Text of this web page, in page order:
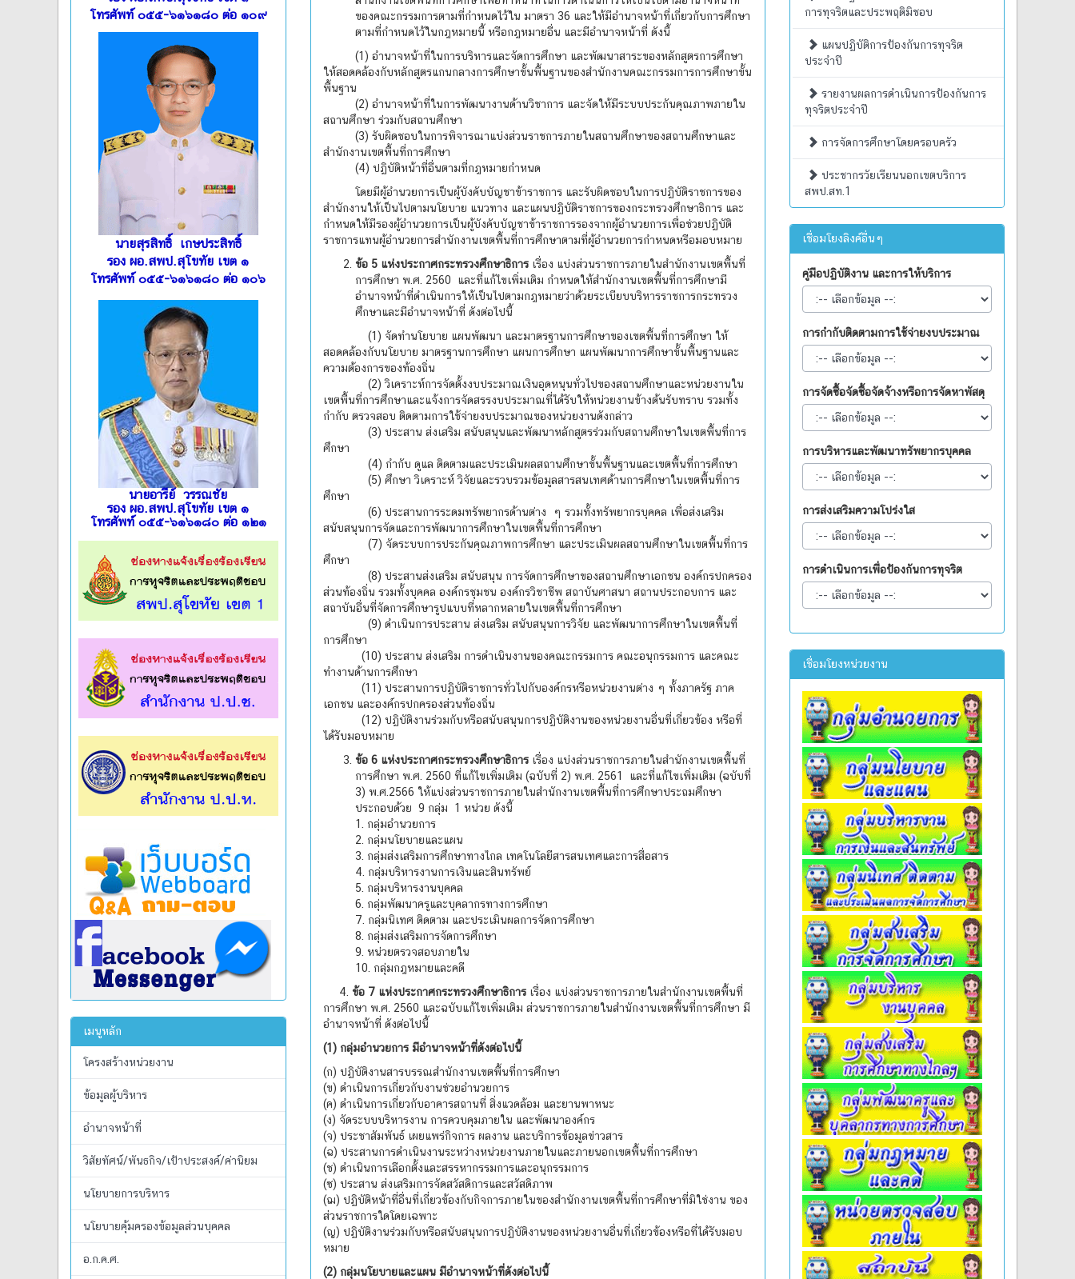
โทรศัพท์ ๐๕๕-๖๑๖๑๘๐ ต่อ ๑๐๙
นายสุรสิทธิ์ เกษประสิทธิ์
รอง ผอ.สพป.สุโขทัย เขต ๑
โทรศัพท์ ๐๕๕-๖๑๖๑๘๐ ต่อ ๑๐๖
นายอารีย์ วรรณชัย
รอง ผอ.สพป.สุโขทัย เขต ๑
โทรศัพท์ ๐๕๕-๖๑๖๑๘๐ ต่อ ๑๒๑
เมนูหลัก
โครงสร้างหน่วยงาน
ข้อมูลผู้บริหาร
อำนาจหน้าที่
วิสัยทัศน์/พันธกิจ/เป้าประสงค์/ค่านิยม
นโยบายการบริหาร
นโยบายคุ้มครองข้อมูลส่วนบุคคล
อ.ก.ค.ศ.
ของคณะกรรมการตามที่กำหนดไว้ใน มาตรา 36 และให้มีอำนาจหน้าที่เกี่ยวกับการศึกษา
ตามที่กำหนดไว้ในกฎหมายนี้ หรือกฎหมายอื่น และมีอำนาจหน้าที่ ดังนี้
(1) อำนาจหน้าที่ในการบริหารและจัดการศึกษา และพัฒนาสาระของหลักสูตรการศึกษา
ให้สอดคล้องกับหลักสูตรแกนกลางการศึกษาขั้นพื้นฐานของสำนักงานคณะกรรมการการศึกษาขั้น
พื้นฐาน
(2) อำนาจหน้าที่ในการพัฒนางานด้านวิชาการ และจัดให้มีระบบประกันคุณภาพภายใน
สถานศึกษา ร่วมกับสถานศึกษา
(3) รับผิดชอบในการพิจารณาแบ่งส่วนราชการภายในสถานศึกษาของสถานศึกษาและ
สำนักงานเขตพื้นที่การศึกษา
(4) ปฏิบัติหน้าที่อื่นตามที่กฎหมายกำหนด
โดยมีผู้อำนวยการเป็นผู้บังคับบัญชาข้าราชการ และรับผิดชอบในการปฏิบัติราชการของ
สำนักงานให้เป็นไปตามนโยบาย แนวทาง และแผนปฏิบัติราชการของกระทรวงศึกษาธิการ และ
กำหนดให้มีรองผู้อำนวยการเป็นผู้บังคับบัญชาข้าราชการรองจากผู้อำนวยการเพื่อช่วยปฏิบัติ
ราชการแทนผู้อำนวยการสำนักงานเขตพื้นที่การศึกษาตามที่ผู้อำนวยการกำหนดหรือมอบหมาย
ข้อ 5 แห่งประกาศกระทรวงศึกษาธิการเรื่อง แบ่งส่วนราชการภายในสำนักงานเขตพื้นที่
การศึกษา พ.ศ. 2560 และที่แก้ไขเพิ่มเติม กำหนดให้สำนักงานเขตพื้นที่การศึกษามี
อำนาจหน้าที่ดำเนินการให้เป็นไปตามกฎหมายว่าด้วยระเบียบบริหารราชการกระทรวง
ศึกษาและมีอำนาจหน้าที่ ดังต่อไปนี้
(1) จัดทำนโยบาย แผนพัฒนา และมาตรฐานการศึกษาของเขตพื้นที่การศึกษา ให้
สอดคล้องกับนโยบาย มาตรฐานการศึกษา แผนการศึกษา แผนพัฒนาการศึกษาขั้นพื้นฐานและ
ความต้องการของท้องถิ่น
(2) วิเคราะห์การจัดตั้งงบประมาณเงินอุดหนุนทั่วไปของสถานศึกษาและหน่วยงานใน
เขตพื้นที่การศึกษาและแจ้งการจัดสรรงบประมาณที่ได้รับให้หน่วยงานข้างต้นรับทราบ รวมทั้ง
กำกับ ตรวจสอบ ติดตามการใช้จ่ายงบประมาณของหน่วยงานดังกล่าว
(3) ประสาน ส่งเสริม สนับสนุนและพัฒนาหลักสูตรร่วมกับสถานศึกษาในเขตพื้นที่การ
ศึกษา
(4) กำกับ ดูแล ติดตามและประเมินผลสถานศึกษาขั้นพื้นฐานและเขตพื้นที่การศึกษา
(5) ศึกษา วิเคราะห์ วิจัยและรวบรวมข้อมูลสารสนเทศด้านการศึกษาในเขตพื้นที่การ
ศึกษา
(6) ประสานการระดมทรัพยากรด้านต่าง ๆ รวมทั้งทรัพยากรบุคคล เพื่อส่งเสริม
สนับสนุนการจัดและการพัฒนาการศึกษาในเขตพื้นที่การศึกษา
(7) จัดระบบการประกันคุณภาพการศึกษา และประเมินผลสถานศึกษาในเขตพื้นที่การ
ศึกษา
(8) ประสานส่งเสริม สนับสนุน การจัดการศึกษาของสถานศึกษาเอกชน องค์กรปกครอง
ส่วนท้องถิ่น รวมทั้งบุคคล องค์กรชุมชน องค์กรวิชาชีพ สถาบันศาสนา สถานประกอบการ และ
สถาบันอื่นที่จัดการศึกษารูปแบบที่หลากหลายในเขตพื้นที่การศึกษา
(9) ดำเนินการประสาน ส่งเสริม สนับสนุนการวิจัย และพัฒนาการศึกษาในเขตพื้นที่
การศึกษา
(10) ประสาน ส่งเสริม การดำเนินงานของคณะกรรมการ คณะอนุกรรมการ และคณะ
ทำงานด้านการศึกษา
(11) ประสานการปฏิบัติราชการทั่วไปกับองค์กรหรือหน่วยงานต่าง ๆ ทั้งภาครัฐ ภาค
เอกชน และองค์กรปกครองส่วนท้องถิ่น
(12) ปฏิบัติงานร่วมกับหรือสนับสนุนการปฏิบัติงานของหน่วยงานอื่นที่เกี่ยวข้อง หรือที่
ได้รับมอบหมาย
ข้อ 6 แห่งประกาศกระทรวงศึกษาธิการเรื่อง แบ่งส่วนราชการภายในสำนักงานเขตพื้นที่
การศึกษา พ.ศ. 2560 ที่แก้ไขเพิ่มเติม (ฉบับที่ 2) พ.ศ. 2561 และที่แก้ไขเพิ่มเติม (ฉบับที่
3) พ.ศ.2566 ให้แบ่งส่วนราชการภายในสำนักงานเขตพื้นที่การศึกษาประถมศึกษา
ประกอบด้วย 9 กลุ่ม 1 หน่วย ดังนี้
1. กลุ่มอำนวยการ
2. กลุ่มนโยบายและแผน
3. กลุ่มส่งเสริมการศึกษาทางไกล เทคโนโลยีสารสนเทศและการสื่อสาร
4. กลุ่มบริหารงานการเงินและสินทรัพย์
5. กลุ่มบริหารงานบุคคล
6. กลุ่มพัฒนาครูและบุคลากรทางการศึกษา
7. กลุ่มนิเทศ ติดตาม และประเมินผลการจัดการศึกษา
8. กลุ่มส่งเสริมการจัดการศึกษา
9. หน่วยตรวจสอบภายใน
10. กลุ่มกฎหมายและคดี
4. ข้อ 7 แห่งประกาศกระทรวงศึกษาธิการ เรื่อง แบ่งส่วนราชการภายในสำนักงานเขตพื้นที่
การศึกษา พ.ศ. 2560 และฉบับแก้ไขเพิ่มเติม ส่วนราชการภายในสำนักงานเขตพื้นที่การศึกษา มี
อำนาจหน้าที่ ดังต่อไปนี้
(1) กลุ่มอำนวยการ มีอำนาจหน้าที่ดังต่อไปนี้
(ก) ปฏิบัติงานสารบรรณสำนักงานเขตพื้นที่การศึกษา
(ข) ดำเนินการเกี่ยวกับงานช่วยอำนวยการ
(ค) ดำเนินการเกี่ยวกับอาคารสถานที่ สิ่งแวดล้อม และยานพาหนะ
(ง) จัดระบบบริหารงาน การควบคุมภายใน และพัฒนาองค์กร
(จ) ประชาสัมพันธ์ เผยแพร่กิจการ ผลงาน และบริการข้อมูลข่าวสาร
(ฉ) ประสานการดำเนินงานระหว่างหน่วยงานภายในและภายนอกเขตพื้นที่การศึกษา
(ช) ดำเนินการเลือกตั้งและสรรหากรรมการและอนุกรรมการ
(ซ) ประสาน ส่งเสริมการจัดสวัสดิการและสวัสดิภาพ
(ฌ) ปฏิบัติหน้าที่อื่นที่เกี่ยวข้องกับกิจการภายในของสำนักงานเขตพื้นที่การศึกษาที่มิใช่งาน ของ
ส่วนราชการใดโดยเฉพาะ
(ญ) ปฏิบัติงานร่วมกับหรือสนับสนุนการปฏิบัติงานของหน่วยงานอื่นที่เกี่ยวข้องหรือที่ได้รับมอบ
หมาย
(2) กลุ่มนโยบายและแผน มีอำนาจหน้าที่ดังต่อไปนี้
การทุจริตและประพฤติมิชอบ
แผนปฏิบัติการป้องกันการทุจริต
ประจำปี
รายงานผลการดำเนินการป้องกันการ
ทุจริตประจำปี
การจัดการศึกษาโดยครอบครัว
ประชากรวัยเรียนนอกเขตบริการ
สพป.สท.1
เชื่อมโยงลิงค์อื่นๆ
คู่มือปฏิบัติงาน และการให้บริการ
การกำกับติดตามการใช้จ่ายงบประมาณ
การจัดซื้อจัดซื้อจัดจ้างหรือการจัดหาพัสดุ
การบริหารและพัฒนาทรัพยากรบุคคล
การส่งเสริมความโปร่งใส
การดำเนินการเพื่อป้องกันการทุจริต
เชื่อมโยงหน่วยงาน